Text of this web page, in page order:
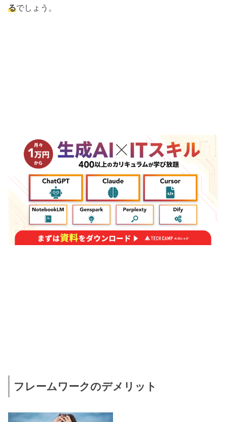
るでしょう。
フレームワークのデメリット